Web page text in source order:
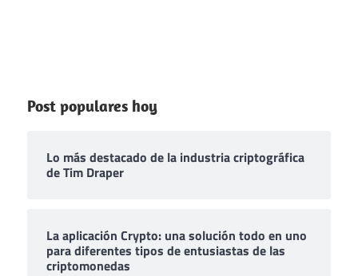
Post populares hoy
Lo más destacado de la industria criptográfica
de Tim Draper
La aplicación Crypto: una solución todo en uno
para diferentes tipos de entusiastas de las
criptomonedas